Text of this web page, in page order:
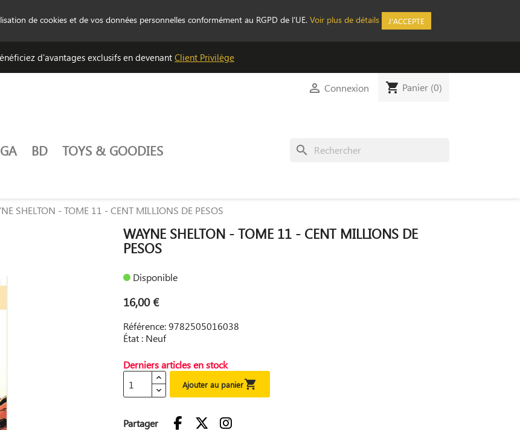
de cookies et de vos données personnelles conformément au RGPD de l’UE. Voir plus de détails J'ACCEPTE
d'avantages exclusifs en devenant Client Privilège
 Connexion shopping_cart Panier (0)
search
BD TOYS & GOODIES
SHELTON - TOME 11 - CENT MILLIONS DE PESOS
WAYNE SHELTON - TOME 11 - CENT MILLIONS DE
PESOS
Disponible
16,00 €
Référence: 9782505016038
État : Neuf
Derniers articles en stock
Ajouter au panier
Partager